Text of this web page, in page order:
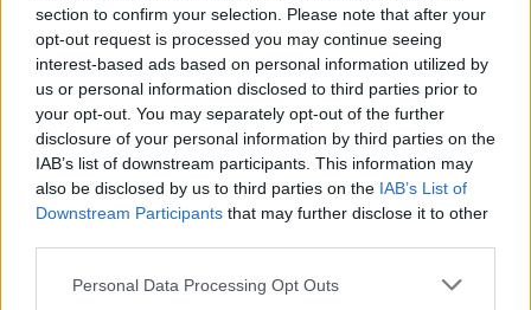
section to confirm your selection. Please note that after your
opt-out request is processed you may continue seeing
interest-based ads based on personal information utilized by
us or personal information disclosed to third parties prior to
your opt-out. You may separately opt-out of the further
disclosure of your personal information by third parties on the
IAB’s list of downstream participants. This information may
also be disclosed by us to third parties on the IAB’s List of
Downstream Participants that may further disclose it to other
Personal Data Processing Opt Outs